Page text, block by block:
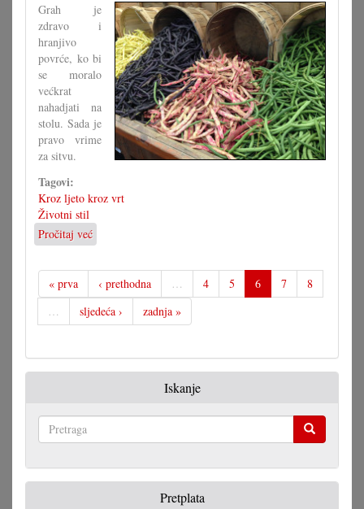
Burkina
Faso
Grah je
zdravo i
hranjivo
povrće, ko bi
se moralo
većkrat
nahadjati na
stolu. Sada je
pravo vrime
za sitvu.
Tagovi:
Kroz ljeto kroz vrt
Životni stil
Pročitaj već
Posijati
« prva
‹ prethodna … 4 5 6 7
8
…
sljedeća › zadnja »
Iskanje
Pretplata